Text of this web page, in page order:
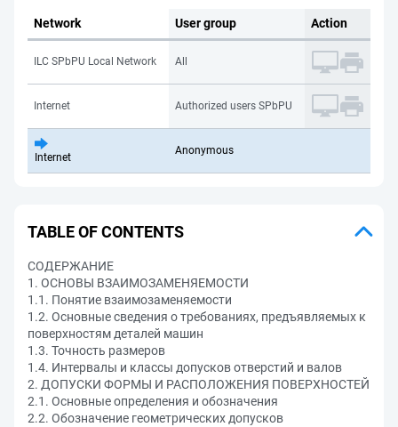
Network User group Action
ILC SPbPU Local Network All
Internet Authorized users SPbPU
Internet
Anonymous
TABLE OF CONTENTS
СОДЕРЖАНИЕ
1. ОСНОВЫ ВЗАИМОЗАМЕНЯЕМОСТИ
1.1. Понятие взаимозаменяемости
1.2. Основные сведения о требованиях, предъявляемых к
поверхностям деталей машин
1.3. Точность размеров
1.4. Интервалы и классы допусков отверстий и валов
2. ДОПУСКИ ФОРМЫ И РАСПОЛОЖЕНИЯ ПОВЕРХНОСТЕЙ
2.1. Основные определения и обозначения
2.2. Обозначение геометрических допусков